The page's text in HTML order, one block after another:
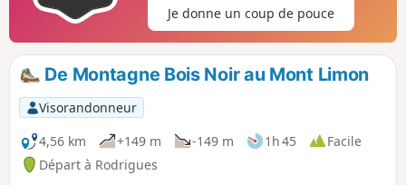
Je donne un coup de pouce
De Montagne Bois Noir au Mont Limon
Visorandonneur
4,56 km
+149 m -149 m 1h 45
Facile
Départ à Rodrigues